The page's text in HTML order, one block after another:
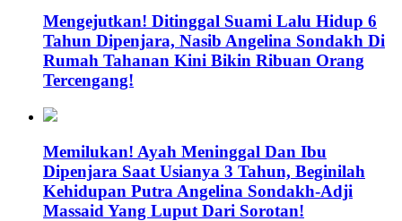
Mengejutkan! Ditinggal Suami Lalu Hidup 6
Tahun Dipenjara, Nasib Angelina Sondakh Di
Rumah Tahanan Kini Bikin Ribuan Orang
Tercengang!
Memilukan! Ayah Meninggal Dan Ibu
Dipenjara Saat Usianya 3 Tahun, Beginilah
Kehidupan Putra Angelina Sondakh-Adji
Massaid Yang Luput Dari Sorotan!